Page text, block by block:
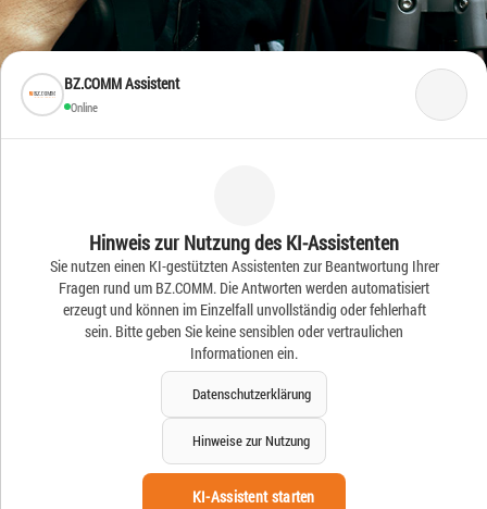
BZ.COMM Assistent
Online
Hinweis zur Nutzung des KI-Assistenten
Sie nutzen einen KI-gestützten Assistenten zur Beantwortung Ihrer
Fragen rund um BZ.COMM. Die Antworten werden automatisiert
erzeugt und können im Einzelfall unvollständig oder fehlerhaft
sein. Bitte geben Sie keine sensiblen oder vertraulichen
Informationen ein.
Datenschutzerklärung
Hinweise zur Nutzung
KI-Assistent starten
Frische Ideen – Frische
News